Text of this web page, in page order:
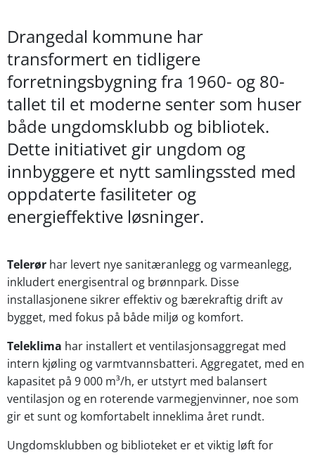
Drangedal kommune har
transformert en tidligere
forretningsbygning fra 1960- og 80-
tallet til et moderne senter som huser
både ungdomsklubb og bibliotek.
Dette initiativet gir ungdom og
innbyggere et nytt samlingssted med
oppdaterte fasiliteter og
energieffektive løsninger.
Telerør har levert nye sanitæranlegg og varmeanlegg,
inkludert energisentral og brønnpark. Disse
installasjonene sikrer effektiv og bærekraftig drift av
bygget, med fokus på både miljø og komfort.
Teleklima har installert et ventilasjonsaggregat med
intern kjøling og varmtvannsbatteri. Aggregatet, med en
kapasitet på 9 000 m³/h, er utstyrt med balansert
ventilasjon og en roterende varmegjenvinner, noe som
gir et sunt og komfortabelt inneklima året rundt.
Ungdomsklubben og biblioteket er et viktig løft for